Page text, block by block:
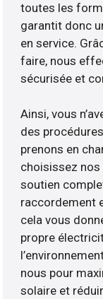
toutes les
garantit donc
en service.
faire, nous
sécurisée et
Ainsi, vous
des
prenons en
choisissez nos
soutien
raccordement
cela vous
propre
nous pour
solaire et